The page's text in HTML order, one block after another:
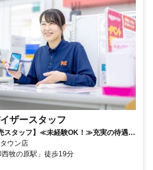
ザースタッフ
スタッフ】≪未経験OK！≫充実の待遇で
ウン店
牧の原駅」徒歩19分